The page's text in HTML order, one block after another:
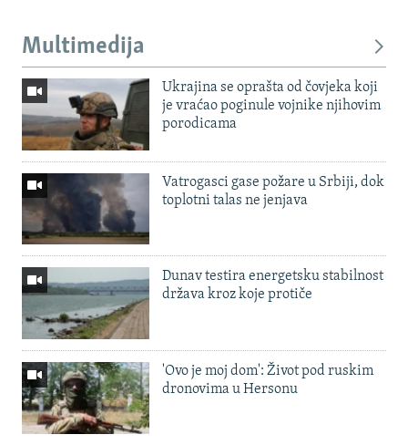
Multimedija
Ukrajina se oprašta od čovjeka koji
je vraćao poginule vojnike njihovim
porodicama
Vatrogasci gase požare u Srbiji, dok
toplotni talas ne jenjava
Dunav testira energetsku stabilnost
država kroz koje protiče
'Ovo je moj dom': Život pod ruskim
dronovima u Hersonu